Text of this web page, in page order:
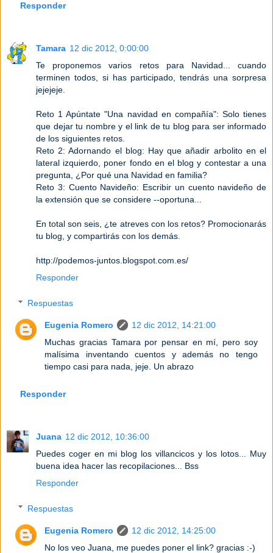
Responder
Tamara 12 dic 2012, 0:00:00
Te proponemos varios retos para Navidad... cuando
terminen todos, si has participado, tendrás una sorpresa
jejejeje.
Reto 1 Apúntate "Una navidad en compañía": Solo tienes
que dejar tu nombre y el link de tu blog para ser informado
de los siguientes retos.
Reto 2: Adornando el blog: Hay que añadir arbolito en el
lateral izquierdo, poner fondo en el blog y contestar a una
pregunta, ¿Por qué una Navidad en familia?
Reto 3: Cuento Navideño: Escribir un cuento navideño de
la extensión que se considere --oportuna...
En total son seis, ¿te atreves con los retos? Promocionarás
tu blog, y compartirás con los demás.
http://podemos-juntos.blogspot.com.es/
Responder
Respuestas
Eugenia Romero
12 dic 2012, 14:21:00
Muchas gracias Tamara por pensar en mí, pero soy
malísima inventando cuentos y además no tengo
tiempo casi para nada, jeje. Un abrazo
Responder
Juana 12 dic 2012, 10:36:00
Puedes coger en mi blog los villancicos y los lotos... Muy
buena idea hacer las recopilaciones... Bss
Responder
Respuestas
Eugenia Romero
12 dic 2012, 14:25:00
No los veo Juana, me puedes poner el link? gracias :-)